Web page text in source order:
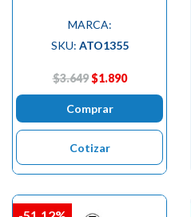
MARCA:
SKU: ATO1355
$3.649 $1.890
Comprar
Cotizar